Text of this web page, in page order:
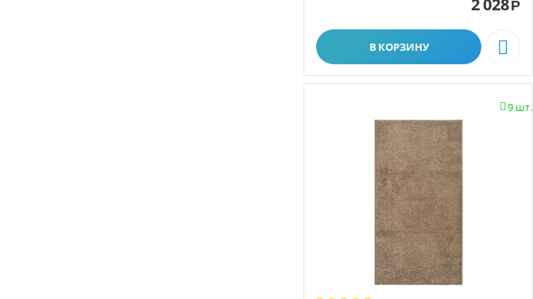
Р
В КОРЗИНУ 
9 шт.
